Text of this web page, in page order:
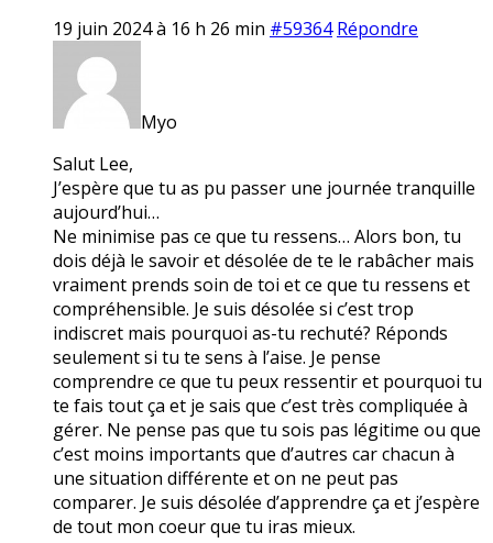
19 juin 2024 à 16 h 26 min #59364 Répondre
Myo
Salut Lee,
J’espère que tu as pu passer une journée tranquille
aujourd’hui…
Ne minimise pas ce que tu ressens… Alors bon, tu
dois déjà le savoir et désolée de te le rabâcher mais
vraiment prends soin de toi et ce que tu ressens et
compréhensible. Je suis désolée si c’est trop
indiscret mais pourquoi as-tu rechuté? Réponds
seulement si tu te sens à l’aise. Je pense
comprendre ce que tu peux ressentir et pourquoi tu
te fais tout ça et je sais que c’est très compliquée à
gérer. Ne pense pas que tu sois pas légitime ou que
c’est moins importants que d’autres car chacun à
une situation différente et on ne peut pas
comparer. Je suis désolée d’apprendre ça et j’espère
de tout mon coeur que tu iras mieux.